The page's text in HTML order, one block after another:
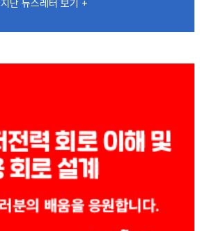
지난 뉴스레터 보기 +